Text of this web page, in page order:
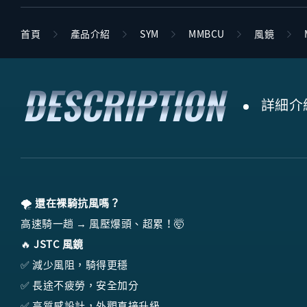
首頁 產品介紹 SYM MMBCU 風鏡
詳細介
🌪️ 還在裸騎抗風嗎？
高速騎一趟 → 風壓爆頭、超累！🤯
🔥 JSTC 風鏡
✅ 減少風阻，騎得更穩
✅ 長途不疲勞，安全加分